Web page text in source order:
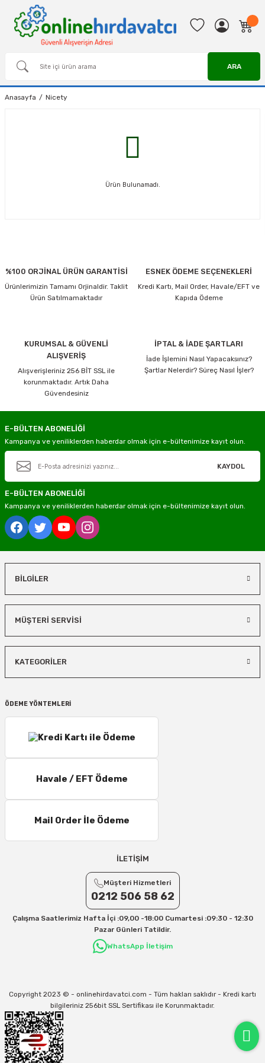
ARA
Anasayfa Nicety
Ürün Bulunamadı.
%100 ORJİNAL ÜRÜN GARANTİSİ
Ürünlerimizin Tamamı Orjinaldir. Taklit
Ürün Satılmamaktadır
ESNEK ÖDEME SEÇENEKLERİ
Kredi Kartı, Mail Order, Havale/EFT ve
Kapıda Ödeme
KURUMSAL & GÜVENLİ
ALIŞVERİŞ
Alışverişleriniz 256 BİT SSL ile
korunmaktadır. Artık Daha
Güvendesiniz
İPTAL & İADE ŞARTLARI
İade İşlemini Nasıl Yapacaksınız?
Şartlar Nelerdir? Süreç Nasıl İşler?
E-BÜLTEN ABONELİĞİ
Kampanya ve yeniliklerden haberdar olmak için e-bültenimize kayıt olun.
KAYDOL
E-BÜLTEN ABONELİĞİ
Kampanya ve yeniliklerden haberdar olmak için e-bültenimize kayıt olun.
BİLGİLER
MÜŞTERİ SERVİSİ
KATEGORİLER
ÖDEME YÖNTEMLERİ
Havale / EFT Ödeme
Mail Order İle Ödeme
İLETİŞİM
Müşteri Hizmetleri
0212 506 58 62
Çalışma Saatlerimiz Hafta İçi :09,00 -18:00 Cumartesi :09:30 - 12:30
Pazar Günleri Tatildir.
WhatsApp İletişim
Copyright 2023 © - onlinehirdavatci.com - Tüm hakları saklıdır - Kredi kartı
bilgileriniz 256bit SSL Sertifikası ile Korunmaktadır.